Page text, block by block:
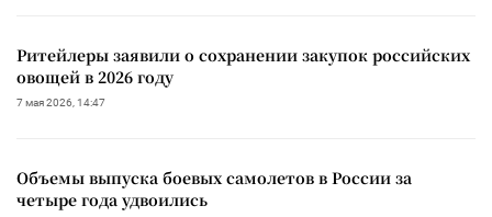
Ритейлеры заявили о сохранении закупок российских
овощей в 2026 году
7 мая 2026, 14:47
Объемы выпуска боевых самолетов в России за
четыре года удвоились